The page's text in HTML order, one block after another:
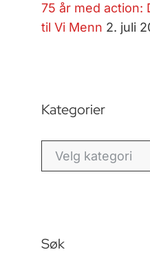
75 år med action:
til Vi Menn 2. juli
Kategorier
Kategorier
Søk